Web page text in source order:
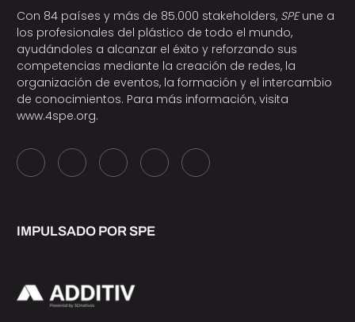
Con 84 países y más de 85.000 stakeholders, SPEune a
los profesionales del plástico de todo el mundo,
ayudándoles a alcanzar el éxito y reforzando sus
competencias mediante la creación de redes, la
organización de eventos, la formación y el intercambio
de conocimientos. Para más información, visita
www.4spe.org.
IMPULSADO POR SPE